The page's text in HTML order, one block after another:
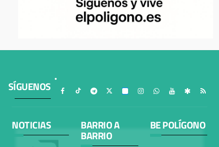
SÍGUENOS
NOTICIAS BARRIO A
BARRIO
BE POLÍGONO